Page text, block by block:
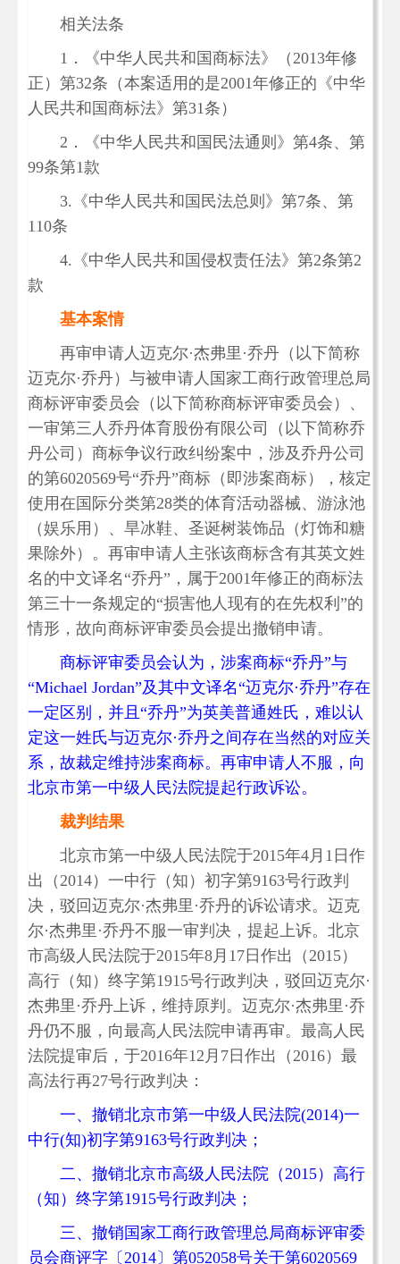
相关法条
1．《中华人民共和国商标法》（2013年修
正）第32条（本案适用的是2001年修正的《中华
人民共和国商标法》第31条）
2．《中华人民共和国民法通则》第4条、第
99条第1款
3.《中华人民共和国民法总则》第7条、第
110条
4.《中华人民共和国侵权责任法》第2条第2
款
基本案情
再审申请人迈克尔·杰弗里·乔丹（以下简称
迈克尔·乔丹）与被申请人国家工商行政管理总局
商标评审委员会（以下简称商标评审委员会）、
一审第三人乔丹体育股份有限公司（以下简称乔
丹公司）商标争议行政纠纷案中，涉及乔丹公司
的第6020569号“乔丹”商标（即涉案商标），核定
使用在国际分类第28类的体育活动器械、游泳池
（娱乐用）、旱冰鞋、圣诞树装饰品（灯饰和糖
果除外）。再审申请人主张该商标含有其英文姓
名的中文译名“乔丹”，属于2001年修正的商标法
第三十一条规定的“损害他人现有的在先权利”的
情形，故向商标评审委员会提出撤销申请。
商标评审委员会认为，涉案商标“乔丹”与
“Michael Jordan”及其中文译名“迈克尔·乔丹”存在
一定区别，并且“乔丹”为英美普通姓氏，难以认
定这一姓氏与迈克尔·乔丹之间存在当然的对应关
系，故裁定维持涉案商标。再审申请人不服，向
北京市第一中级人民法院提起行政诉讼。
裁判结果
北京市第一中级人民法院于2015年4月1日作
出（2014）一中行（知）初字第9163号行政判
决，驳回迈克尔·杰弗里·乔丹的诉讼请求。迈克
尔·杰弗里·乔丹不服一审判决，提起上诉。北京
市高级人民法院于2015年8月17日作出（2015）
高行（知）终字第1915号行政判决，驳回迈克尔·
杰弗里·乔丹上诉，维持原判。迈克尔·杰弗里·乔
丹仍不服，向最高人民法院申请再审。最高人民
法院提审后，于2016年12月7日作出（2016）最
高法行再27号行政判决：
一、撤销北京市第一中级人民法院(2014)一
中行(知)初字第9163号行政判决；
二、撤销北京市高级人民法院（2015）高行
（知）终字第1915号行政判决；
三、撤销国家工商行政管理总局商标评审委
员会商评字〔2014〕第052058号关于第6020569